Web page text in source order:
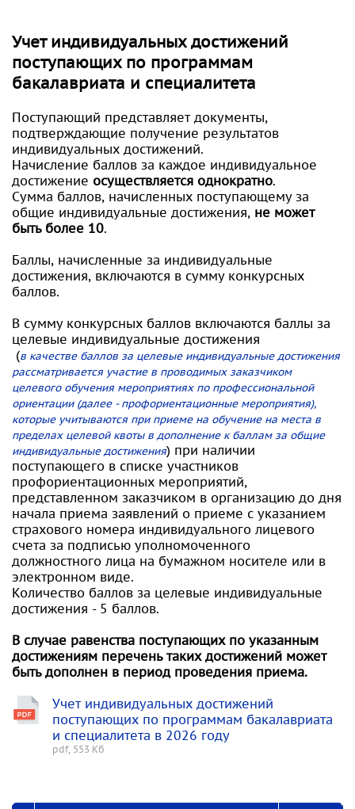
Учет индивидуальных достижений
поступающих по программам
бакалавриата и специалитета
Поступающий представляет документы,
подтверждающие получение результатов
индивидуальных достижений.
Начисление баллов за каждое индивидуальное
достижение осуществляется однократно.
Сумма баллов, начисленных поступающему за
общие индивидуальные достижения, не может
быть более 10.
Баллы, начисленные за индивидуальные
достижения, включаются в сумму конкурсных
баллов.
В сумму конкурсных баллов включаются баллы за
целевые индивидуальные достижения
(в качестве баллов за целевые индивидуальные достижения
рассматривается участие в проводимых заказчиком
целевого обучения мероприятиях по профессиональной
ориентации (далее - профориентационные мероприятия),
которые учитываются при приеме на обучение на места в
пределах целевой квоты в дополнение к баллам за общие
индивидуальные достижения) при наличии
поступающего в списке участников
профориентационных мероприятий,
представленном заказчиком в организацию до дня
начала приема заявлений о приеме с указанием
страхового номера индивидуального лицевого
счета за подписью уполномоченного
должностного лица на бумажном носителе или в
электронном виде.
Количество баллов за целевые индивидуальные
достижения - 5 баллов.
В случае равенства поступающих по указанным
достижениям перечень таких достижений может
быть дополнен в период проведения приема.
Учет индивидуальных достижений
поступающих по программам бакалавриата
и специалитета в 2026 году
pdf, 553 Кб